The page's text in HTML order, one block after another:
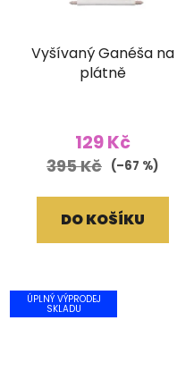
Vyšívaný Ganéša na
plátně
129 Kč
395 Kč (–67 %)
DO KOŠÍKU
ÚPLNÝ VÝPRODEJ
SKLADU